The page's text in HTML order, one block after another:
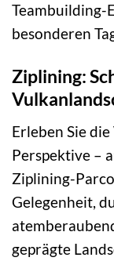
Teambuilding-
besonderen
Ziplining:
Erleben Sie
Perspektive –
Ziplining-
Gelegenheit,
geprägte